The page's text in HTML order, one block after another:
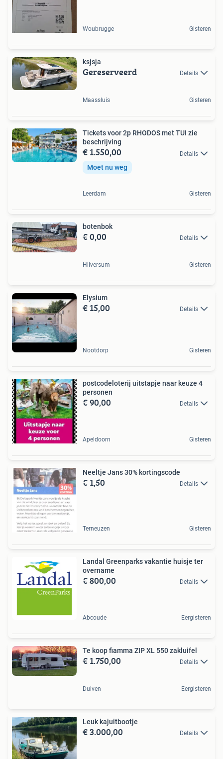
Woubrugge Gisteren
ksjsja
Gereserveerd Details
Maassluis Gisteren
Tickets voor 2p RHODOS met TUI zie
beschrijving
€ 1.550,00 Details
Moet nu weg
Leerdam Gisteren
botenbok
€ 0,00 Details
Hilversum Gisteren
Elysium
€ 15,00 Details
Nootdorp Gisteren
postcodeloterij uitstapje naar keuze 4
personen
€ 90,00 Details
Apeldoorn Gisteren
Neeltje Jans 30% kortingscode
€ 1,50 Details
Terneuzen Gisteren
Landal Greenparks vakantie huisje ter
overname
€ 800,00 Details
Abcoude Eergisteren
Te koop fiamma ZIP XL 550 zakluifel
€ 1.750,00 Details
Duiven Eergisteren
Leuk kajuitbootje
€ 3.000,00 Details